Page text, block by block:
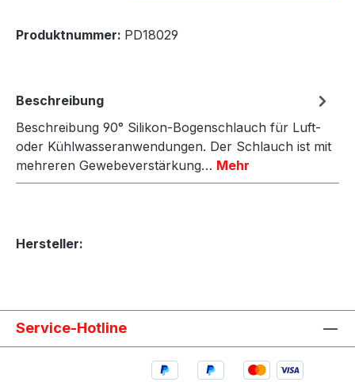
Produktnummer: PD18029
Beschreibung
Beschreibung 90° Silikon-Bogenschlauch für Luft-
oder Kühlwasseranwendungen. Der Schlauch ist mit
mehreren Gewebeverstärkung… Mehr
Hersteller:
Service-Hotline